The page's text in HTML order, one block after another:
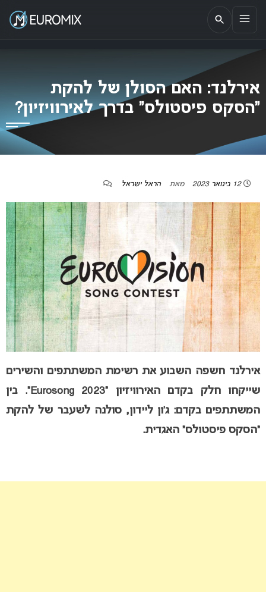
EUROMIX
אתר הבית של האירוויזיון בישראל
אירלנד: האם הסולן של להקת
“הסקס פיסטולס” בדרך לאירוויזיון?
12 בינואר 2023 מאת הראל ישראל
אירלנד חשפה השבוע את רשימת המשתתפים והשירים
שייקחו חלק בקדם האירוויזיון “Eurosong 2023”. בין
המשתתפים בקדם: ג’ון ליידון, סולנה לשעבר של להקת
“הסקס פיסטולס” האגדית.